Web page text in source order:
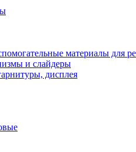
материалы для
и слайдеры
дисплея